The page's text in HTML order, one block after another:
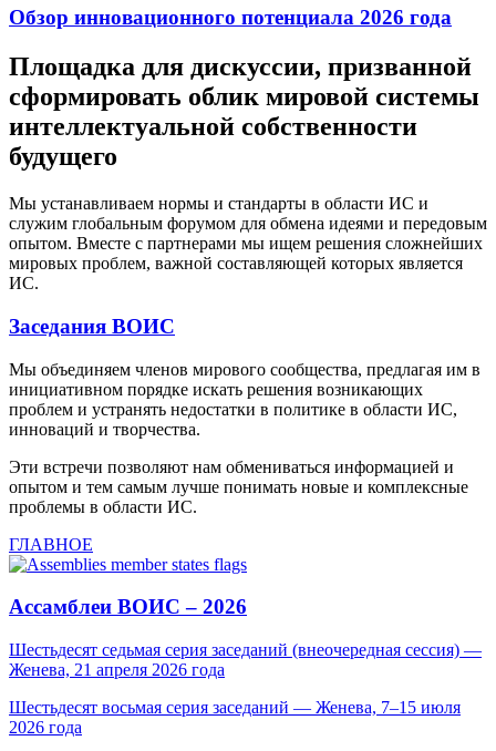
Обзор инновационного потенциала 2026 года
Площадка для дискуссии, призванной
сформировать облик мировой системы
интеллектуальной собственности
будущего
Мы устанавливаем нормы и стандарты в области ИС и
служим глобальным форумом для обмена идеями и передовым
опытом. Вместе с партнерами мы ищем решения сложнейших
мировых проблем, важной составляющей которых является
ИС.
Заседания ВОИС
Мы объединяем членов мирового сообщества, предлагая им в
инициативном порядке искать решения возникающих
проблем и устранять недостатки в политике в области ИС,
инноваций и творчества.
Эти встречи позволяют нам обмениваться информацией и
опытом и тем самым лучше понимать новые и комплексные
проблемы в области ИС.
ГЛАВНОЕ
Ассамблеи ВОИС – 2026
Шестьдесят седьмая серия заседаний (внеочередная сессия) —
Женева, 21 апреля 2026 года
Шестьдесят восьмая серия заседаний — Женева, 7–15 июля
2026 года